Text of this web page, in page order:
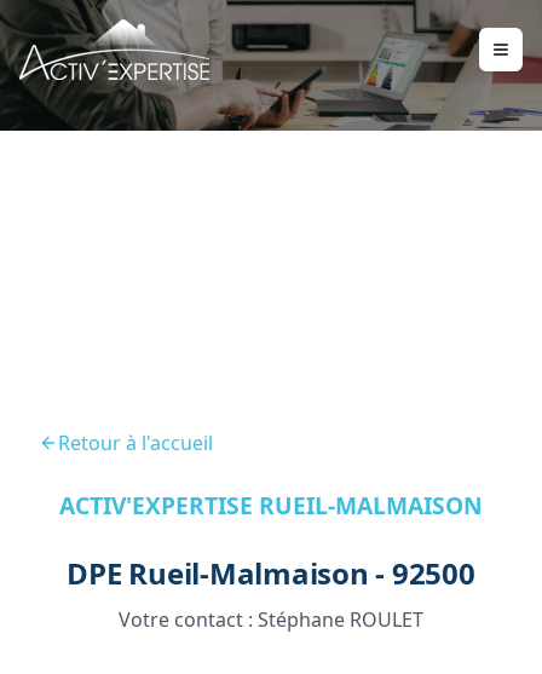
Retour à l'accueil
ACTIV'EXPERTISE RUEIL-MALMAISON
DPE Rueil-Malmaison - 92500
Votre contact : Stéphane ROULET